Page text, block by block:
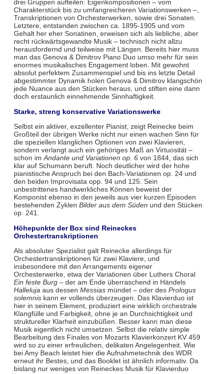
drei Gruppen aufteilen: Eigenkompositionen – vom
Charakterstück bis zu umfangreicheren Variationswerken –,
Transkriptionen von Orchesterwerken, sowie drei Sonaten.
Letztere, entstanden zwischen ca. 1895-1905 und vom
Gehalt her eher Sonatinen, erweisen sich als liebliche, aber
recht rückwärtsgewandte Musik – technisch nicht allzu
herausfordernd und teilweise mit Längen. Bereits hier muss
man das Genova & Dimitrov Piano Duo umso mehr für sein
enormes musikalisches Engagement loben. Mit gewohnt
absolut perfektem Zusammenspiel und bis ins letzte Detail
abgestimmter Dynamik holen Genova & Dimitrov klangschön
jede Nuance aus den Stücken heraus, und stiften eine dann
doch erstaunlich einnehmende Sinnhaftigkeit.
Starke, streng konservative Variationswerke
Selbst ein aktiver, exzellenter Pianist, zeigt Reinecke beim
Großteil der übrigen Werke nicht nur einen wachen Sinn für
die speziellen klanglichen Optionen von zwei Klavieren,
sondern verlangt auch ein gehöriges Maß an Virtuosität –
schon im Andante und Variationen op. 6 von 1844, das sich
klar auf Schumann beruft. Noch deutlicher wird der hohe
pianistische Anspruch bei den Bach-Variationen op. 24 und
den beiden Improvisata opp. 94 und 125. Sein
unbestrittenes handwerkliches Können beweist der
Komponist ebenso in den jeweils aus vier kurzen Episoden
bestehenden Zyklen Bilder aus dem Süden und den Stücken
op. 241.
Höhepunkte der Box sind Reineckes
Orchestertranskriptionen
Als absoluter Spezialist galt Reinecke allerdings für
Orchestertranskriptionen für zwei Klaviere, und
insbesondere mit den Arrangements eigener
Orchesterwerke, etwa der Variationen über Luthers Choral
Ein feste Burg– der am Ende überraschend in Händels
Halleluja aus dessen Messiasmündet – oder des Prologus
solemnis kann er vollends überzeugen. Das Klavierduo ist
hier in seinem Element, produziert eine wirklich orchestrale
Klangfülle und Farbigkeit, ohne je an Durchsichtigkeit und
struktureller Klarheit einzubüßen. Besser kann man diese
Musik eigentlich nicht umsetzen. Selbst die relativ simple
Bearbeitung des Finales von Mozarts Klavierkonzert KV 459
wird so zu einer erfreulichen, delikaten Angelegenheit. Wie
bei Amy Beach leistet hier die Aufnahmetechnik des WDR
erneut ihr Bestes, und das Booklet ist ähnlich informativ. Da
bislang nur weniges von Reineckes Musik für Klavierduo